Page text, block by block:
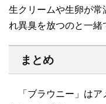
生クリームや生卵が
れ異臭を放つのと一緒
まとめ
「ブラウニー」はア